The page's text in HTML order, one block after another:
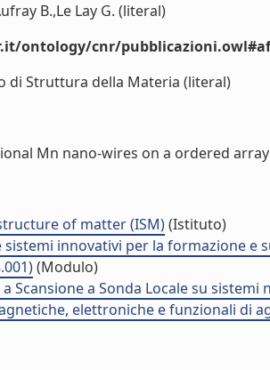
B.,Le Lay G. (literal)
ontology/cnr/
di Struttura della Materia (literal)
Mn nano-wires on a ordered
of matter (ISM)(Istituto)
sistemi innovativi per la formazione
(Modulo)
Scansione a Sonda Locale su
elettroniche e funzionali di